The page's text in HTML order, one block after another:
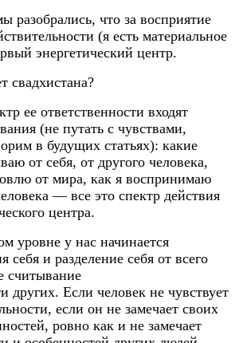
разобрались, что за восприятие
(я есть материальное
энергетический центр.
свадхистана?
ее ответственности входят
(не путать с чувствами,
в будущих статьях): какие
от себя, от другого человека,
от мира, как я воспринимаю
— все это спектр действия
центра.
уровне у нас начинается
себя и разделение себя от всего
считывание
других. Если человек не чувствует
если он не замечает своих
ровно как и не замечает